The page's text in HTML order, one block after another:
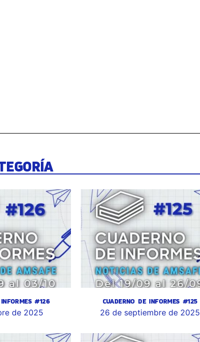
#126
de 2025
CUADERNO DE INFORMES #125
26 de septiembre de 2025